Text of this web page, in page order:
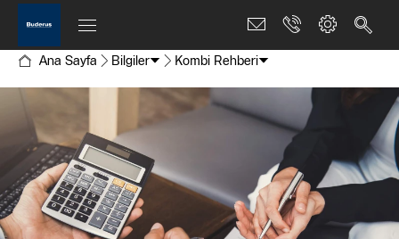
Ana Sayfa Bilgiler Kombi Rehberi